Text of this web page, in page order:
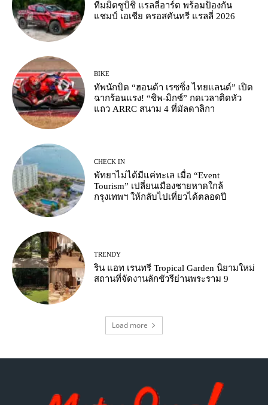
ทีมมิตซูบิชิ แรลลี่อาร์ต พร้อมป้องกัน
แชมป์ เอเชีย ครอสคันทรี แรลลี่ 2026
BIKE
ทัพนักบิด “ฮอนด้า เรซซิ่ง ไทยแลนด์” เปิด
ฉากร้อนแรง! “ชิพ-มิกซ์” กดเวลาติดหัว
แถว ARRC สนาม 4 ที่มัลดาลิกา
CHECK IN
พัทยาไม่ได้มีแค่ทะเล เมื่อ “Event
Tourism” เปลี่ยนเมืองชายหาดใกล้
กรุงเทพฯ ให้กลับไปเที่ยวได้ตลอดปี
TRENDY
ริน แอท เรนทรี Tropical Garden นิยามใหม่
สถานที่จัดงานลักชัวรีย่านพระราม 9
Load more